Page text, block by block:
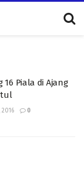
16 Piala di Ajang
2016 0